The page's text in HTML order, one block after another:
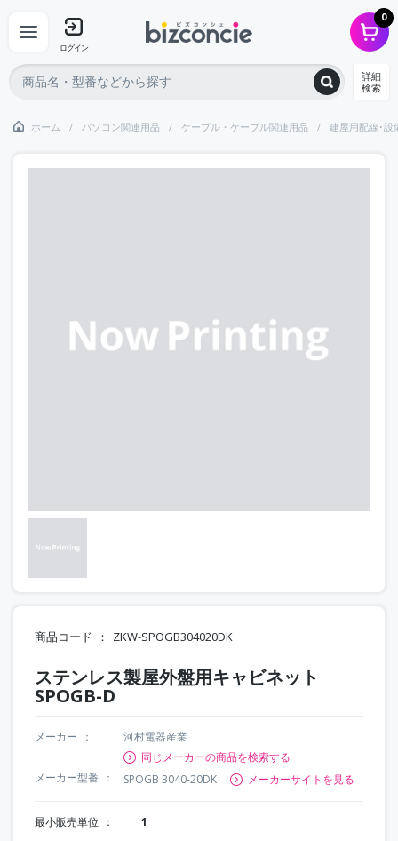
ログイン
0
詳細
検索
ホーム パソコン関連用品 ケーブル・ケーブル関連用品 建屋用配線･設
商品コード ZKW-SPOGB304020DK
ステンレス製屋外盤用キャビネット
SPOGB-D
メーカー
河村電器産業
同じメーカーの商品を検索する
メーカー型番
SPOGB 3040-20DK メーカーサイトを見る
最小販売単位 1